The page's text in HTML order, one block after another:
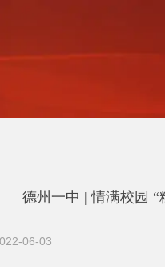
德州一中 | 情满校园 “
06-03